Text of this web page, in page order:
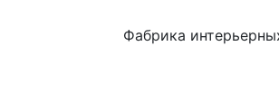
Фабрика